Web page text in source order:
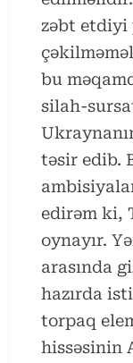
zəbt etdiyi
bu
silah-
təsir edib.
edirəm ki,
oynayır.
arasında
hazırda
torpaq
hissəsinin